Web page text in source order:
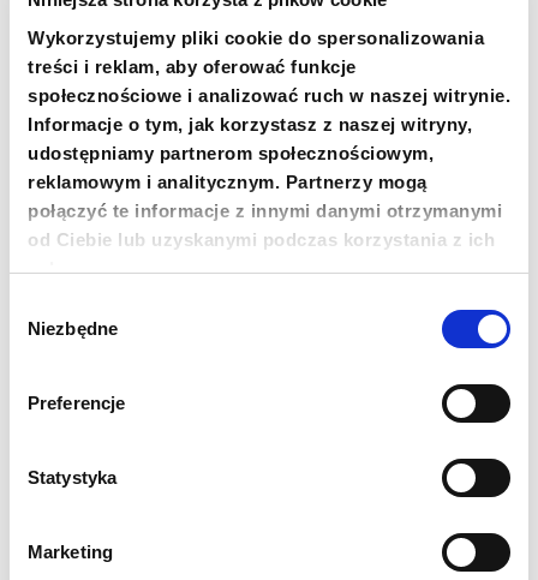
Wykorzystujemy pliki cookie do spersonalizowania
treści i reklam, aby oferować funkcje
społecznościowe i analizować ruch w naszej witrynie.
Informacje o tym, jak korzystasz z naszej witryny,
udostępniamy partnerom społecznościowym,
reklamowym i analitycznym. Partnerzy mogą
połączyć te informacje z innymi danymi otrzymanymi
od Ciebie lub uzyskanymi podczas korzystania z ich
usług.
zgody
Niezbędne
Preferencje
Statystyka
Marketing
Ukraińców jest pokój. Dom jednej z
wolontariuszek z Orichivy kilka dni przed
przyjazdem wolontariuszy PCPM został
doszczętnie zrównany z ziemią. Gdy zapytali
oni czy potrzebuje czegoś szczególnego i czy
można jej coś przywieźć, kobieta odpisała
krótko: „tak, POKÓJ”.
Kolejnym przystankiem wolontariuszy był
obwód doniecki i przyfrontowe miejscowości:
Uspenivka, Fedorivka, Novomykolaivka,
– Ludzie próbują jakoś odnaleźć się w obecnej
nich stara się zachować pogodę ducha, jednak
przebywanie w ciągłym stresie odciska piętno
na ich zdrowiu. Czasem gdy widzimy niektórych
lokalnych mieszkańców, widać po nich jak są